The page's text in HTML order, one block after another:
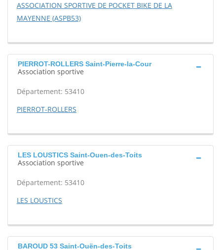
ASSOCIATION SPORTIVE DE POCKET BIKE DE LA
MAYENNE (ASPB53)
PIERROT-ROLLERS Saint-Pierre-la-Cour
Association sportive
Département: 53410
PIERROT-ROLLERS
LES LOUSTICS Saint-Ouen-des-Toits
Association sportive
Département: 53410
LES LOUSTICS
BAROUD 53 Saint-Ouën-des-Toits